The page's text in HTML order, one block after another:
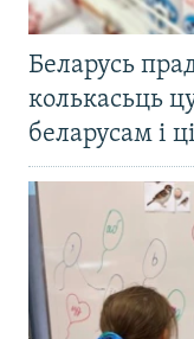
Беларусь
колькасьць
беларусам і